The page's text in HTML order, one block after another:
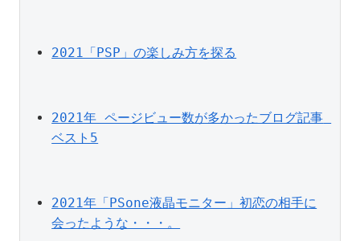
2021「PSP」の楽しみ方を探る
2021年 ページビュー数が多かったブログ記事
ベスト5
2021年「PSone液晶モニター」初恋の相手に
会ったような・・・。